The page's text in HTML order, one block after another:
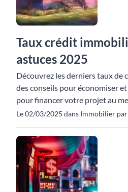
Taux crédit
astuces 2025
Découvrez les derniers taux de
des conseils pour économiser
pour financer votre projet au
Le 02/03/2025 dans Immobilier